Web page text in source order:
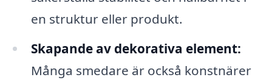
en struktur eller produkt.
Skapande av dekorativa element:
Många smedare är också konstnärer